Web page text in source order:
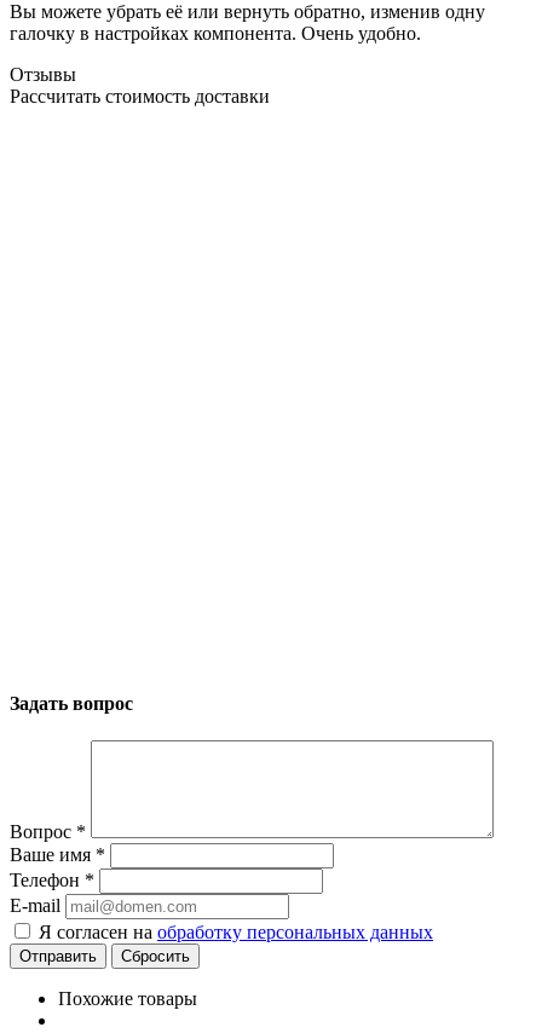
Вы можете убрать её или вернуть обратно, изменив одну
галочку в настройках компонента. Очень удобно.
Отзывы
Рассчитать стоимость доставки
Задать вопрос
Вопрос *
Ваше имя *
Телефон *
E-mail
Я согласен на обработку персональных данных
Сбросить
Похожие товары